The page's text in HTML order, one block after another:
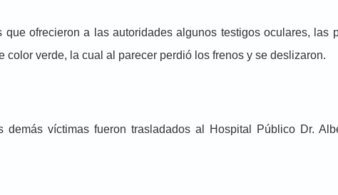
que ofrecieron a las autoridades algunos testigos oculares, las
color verde, la cual al parecer perdió los frenos y se deslizaron.
demás víctimas fueron trasladados al Hospital Público Dr.